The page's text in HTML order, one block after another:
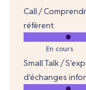
Call /
réfèrent
En cours
Small Talk /
d'échanges